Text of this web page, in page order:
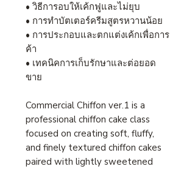
• วิธีการอบให้เค้กฟูและไม่ยุบ
• การทำบัตเตอร์ครีมสูตรหวานน้อย
• การประกอบและตกแต่งเค้กเพื่อการ
ค้า
• เทคนิคการเก็บรักษาและต่อยอด
ขาย
Commercial Chiffon ver.1 is a
professional chiffon cake class
focused on creating soft, fluffy,
and finely textured chiffon cakes
paired with lightly sweetened